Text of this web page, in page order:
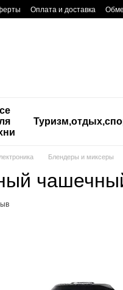
Оплата и доставка
Блендеры и миксеры